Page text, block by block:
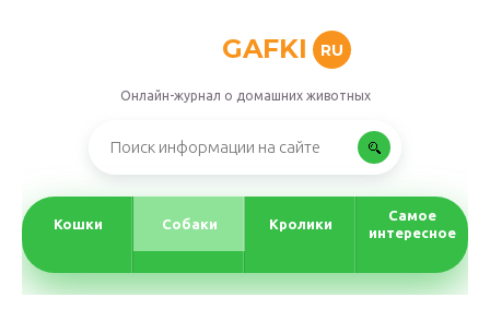
GAFKI RU
Онлайн-журнал о домашних животных
Кошки Собаки Кролики
Самое
интересное